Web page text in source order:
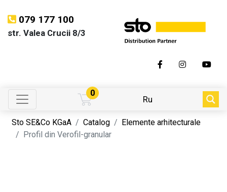
079 177 100
str. Valea Crucii 8/3
0
Ru
Sto SE&Co KGaA Catalog
Elemente arhitecturale
Profil din Verofil-granular